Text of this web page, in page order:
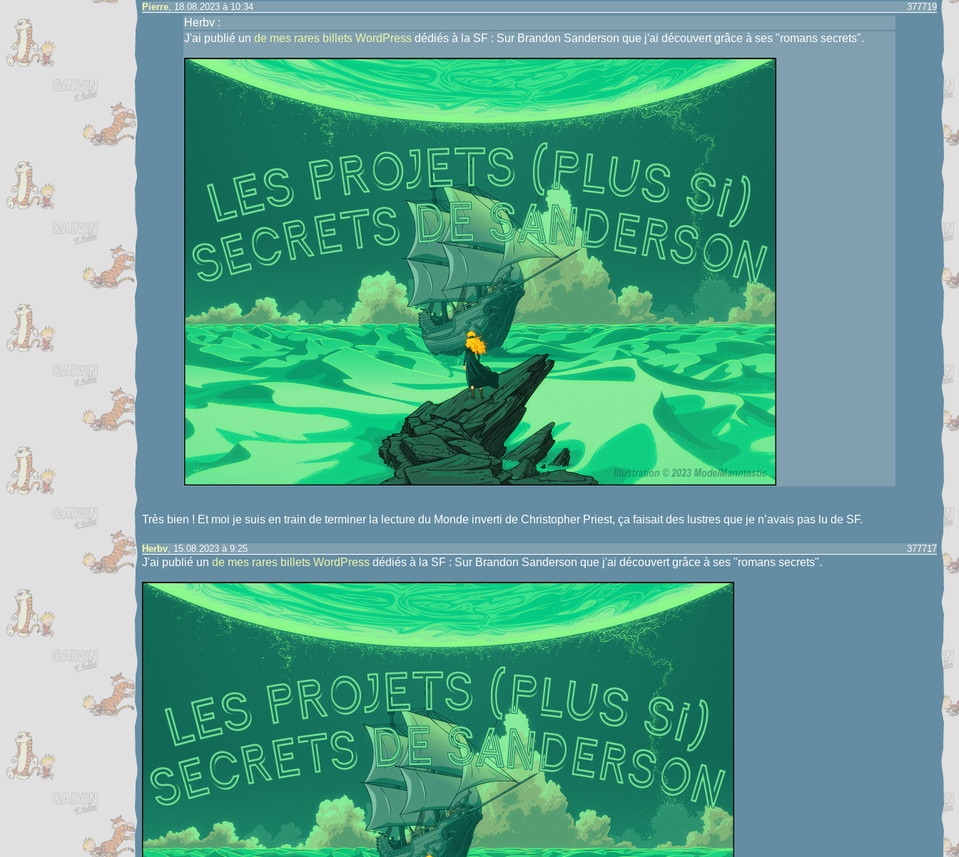
Pierre, 18.08.2023 à 10:34 377719
Herbv :
J'ai publié un de mes rares billets WordPress dédiés à la SF : Sur Brandon Sanderson que j'ai découvert grâce à ses "romans secrets".
Très bien ! Et moi je suis en train de terminer la lecture du Monde inverti de Christopher Priest, ça faisait des lustres que je n’avais pas lu de SF.
Herbv, 15.08.2023 à 9:25 377717
J'ai publié un de mes rares billets WordPress dédiés à la SF : Sur Brandon Sanderson que j'ai découvert grâce à ses "romans secrets".